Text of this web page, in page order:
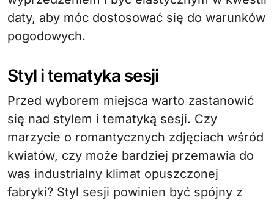
daty, aby móc dostosować się do warunków
pogodowych.
Styl i tematyka sesji
Przed wyborem miejsca warto zastanowić
się nad stylem i tematyką sesji. Czy
marzycie o romantycznych zdjęciach wśród
kwiatów, czy może bardziej przemawia do
was industrialny klimat opuszczonej
fabryki? Styl sesji powinien być spójny z